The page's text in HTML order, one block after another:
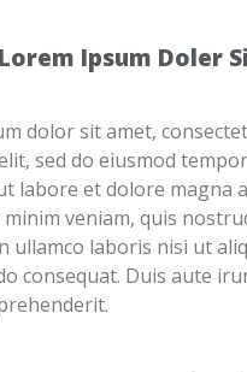
Ipsum Doler
dolor sit amet,
sed do eiusmod tempor
labore et dolore magna
minim veniam, quis
ullamco laboris nisi ut
consequat. Duis aute